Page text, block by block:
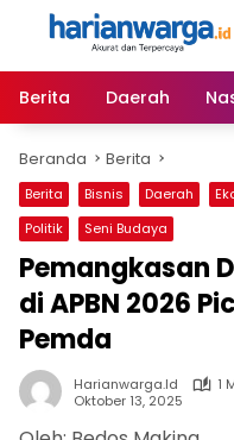
Langsung
Berita
Daerah
Beranda Berita
Berita Bisnis Daerah
Politik
Seni Budaya
Pemangkasan
di APBN 2026
Pemda
Harianwarga.id
1
Oktober 13, 2025